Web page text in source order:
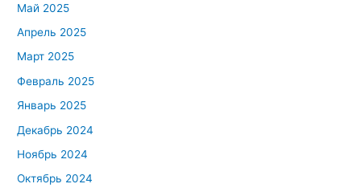
Май 2025
Апрель 2025
Март 2025
Февраль 2025
Январь 2025
Декабрь 2024
Ноябрь 2024
Октябрь 2024